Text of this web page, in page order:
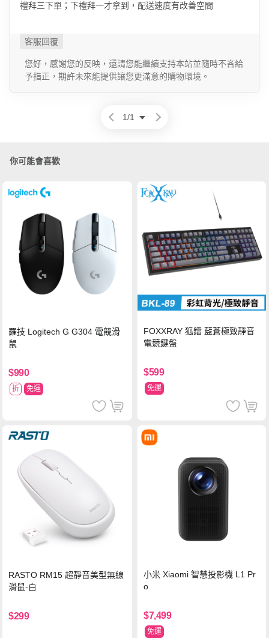
禮拜三下單；下禮拜一才拿到，配送速度有改善空間
您好，感謝您的反映，還請您能繼續支持本站並隨時不吝給
予指正，期許未來能提供讓您更滿意的購物環境。
1/1
你可能會喜歡
羅技 Logitech G G304 電競滑
鼠
$990
折 免運
FOXXRAY 狐鐳 藍蒼極致靜音
電競鍵盤
$599
免運
RASTO RM15 超靜音美型無線
滑鼠-白
$299
小米 Xiaomi 智慧投影機 L1 Pr
o
$7,499
免運